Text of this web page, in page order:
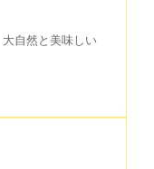
自然と美味しい